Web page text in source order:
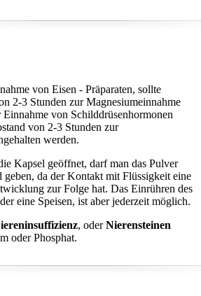
von Eisen - Präparaten, sollte
2-3 Stunden zur Magnesiumeinnahme
von Schilddrüsenhormonen
von 2-3 Stunden zur
werden.
Kapsel geöffnet, darf man das Pulver
da der Kontakt mit Flüssigkeit eine
zur Folge hat. Das Einrühren des
eine Speisen, ist aber jederzeit möglich.
, oderNierensteinen
oder Phosphat.